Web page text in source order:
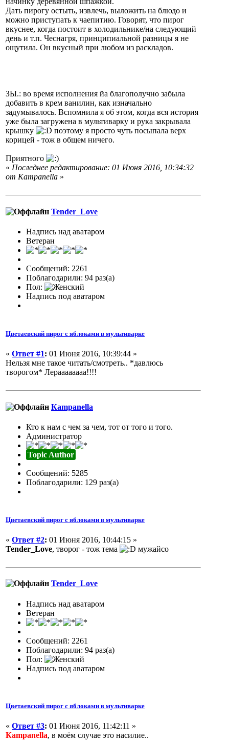
Дать пирогу остыть, извлечь, выложить на блюдо и
можно приступать к чаепитию. Говорят, что пирог
вкуснее, когда постоит в холодильнике/на следующий
день и т.п. Чеснагря, принципиальной разницы я не
ощутила. Он вкусный при любом из раскладов.
ЗЫ.: во время исполнения йа благополучно забыла
добавить в крем ванилин, как изначально
задумывалось. Вспомнила я об этом, когда вся история
уже была загружена в мультиварку и рука закрывала
крышку
поэтому я просто чуть посыпала верх
корицей - тож в общем ничего.
Приятного
« Последнее редактирование: 01 Июня 2016, 10:34:32
от Кampanella »
Tender_Love
Надпись над аватаром
Ветеран
Сообщений: 2261
Поблагодарили: 94 раз(а)
Пол:
Надпись под аватаром
Цветаевский пирог с яблоками в мультиварке
« Ответ #1: 01 Июня 2016, 10:39:44 »
Нельзя мне такое читать/смотреть.. *давлюсь
творогом* Лераааааааа!!!!
Кampanella
Кто к нам с чем за чем, тот от того и того.
Администратор
Topic Author
Сообщений: 5285
Поблагодарили: 129 раз(а)
Цветаевский пирог с яблоками в мультиварке
« Ответ #2: 01 Июня 2016, 10:44:15 »
Tender_Love, творог - тож тема мужайсо
Tender_Love
Надпись над аватаром
Ветеран
Сообщений: 2261
Поблагодарили: 94 раз(а)
Пол:
Надпись под аватаром
Цветаевский пирог с яблоками в мультиварке
« Ответ #3: 01 Июня 2016, 11:42:11 »
Кampanella, в моём случае это насилие..